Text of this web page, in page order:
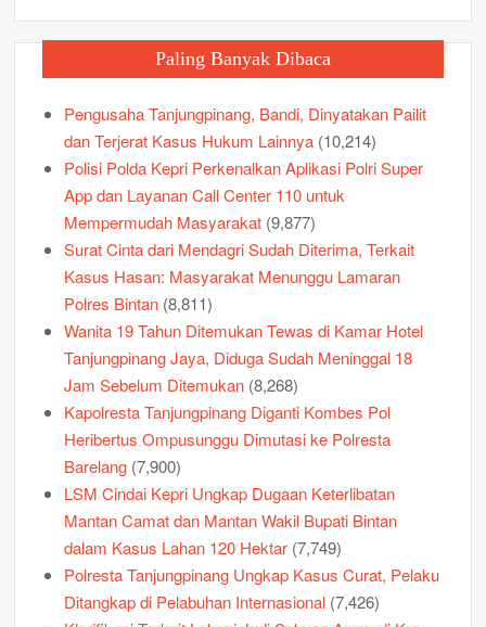
Paling Banyak Dibaca
Pengusaha Tanjungpinang, Bandi, Dinyatakan Pailit
dan Terjerat Kasus Hukum Lainnya (10,214)
Polisi Polda Kepri Perkenalkan Aplikasi Polri Super
App dan Layanan Call Center 110 untuk
Mempermudah Masyarakat (9,877)
Surat Cinta dari Mendagri Sudah Diterima, Terkait
Kasus Hasan: Masyarakat Menunggu Lamaran
Polres Bintan (8,811)
Wanita 19 Tahun Ditemukan Tewas di Kamar Hotel
Tanjungpinang Jaya, Diduga Sudah Meninggal 18
Jam Sebelum Ditemukan (8,268)
Kapolresta Tanjungpinang Diganti Kombes Pol
Heribertus Ompusunggu Dimutasi ke Polresta
Barelang (7,900)
LSM Cindai Kepri Ungkap Dugaan Keterlibatan
Mantan Camat dan Mantan Wakil Bupati Bintan
dalam Kasus Lahan 120 Hektar (7,749)
Polresta Tanjungpinang Ungkap Kasus Curat, Pelaku
Ditangkap di Pelabuhan Internasional (7,426)